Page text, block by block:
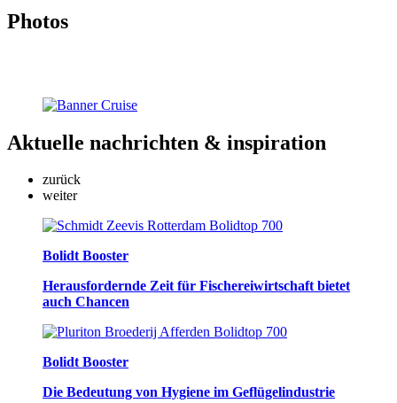
Photos
Aktuelle nachrichten & inspiration
zurück
weiter
Bolidt Booster
Herausfordernde Zeit für Fischereiwirtschaft bietet
auch Chancen
Bolidt Booster
Die Bedeutung von Hygiene im Geflügelindustrie